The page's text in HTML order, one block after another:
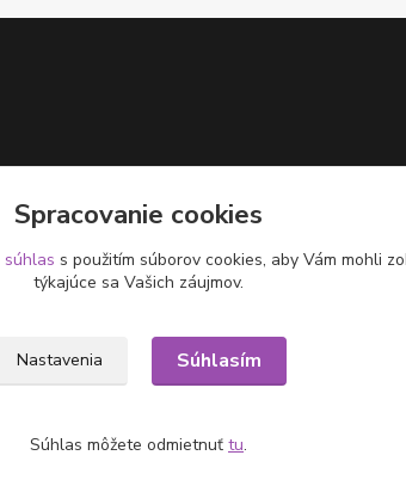
Spracovanie cookies
súhlas s použitím súborov cookies, aby Vám mohli
týkajúce sa Vašich záujmov.
Nastavenia Súhlasím
Súhlas môžete odmietnuť tu.